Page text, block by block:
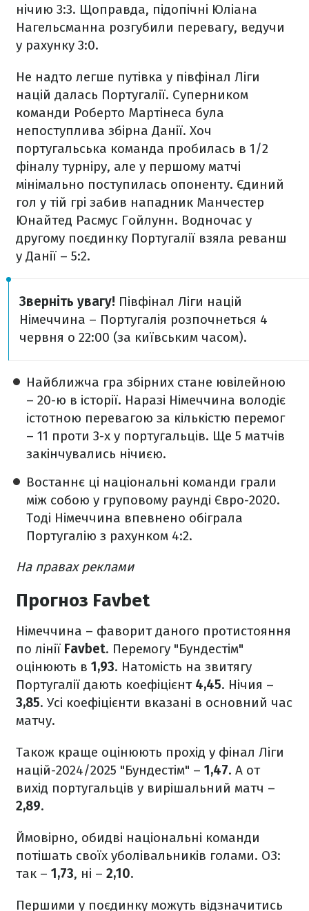
нічию 3:3. Щоправда, підопічні Юліана
Нагельсманна розгубили перевагу, ведучи
у рахунку 3:0.
Не надто легше путівка у півфінал Ліги
націй далась Португалії. Суперником
команди Роберто Мартінеса була
непоступлива збірна Данії. Хоч
португальська команда пробилась в 1/2
фіналу турніру, але у першому матчі
мінімально поступилась опоненту. Єдиний
гол у тій грі забив нападник Манчестер
Юнайтед Расмус Гойлунн. Водночас у
другому поєдинку Португалії взяла реванш
у Данії – 5:2.
Зверніть увагу! Півфінал Ліги націй
Німеччина – Португалія розпочнеться 4
червня о 22:00 (за київським часом).
Найближча гра збірних стане ювілейною
– 20-ю в історії. Наразі Німеччина володіє
істотною перевагою за кількістю перемог
– 11 проти 3-х у португальців. Ще 5 матчів
закінчувались нічиєю.
Востаннє ці національні команди грали
між собою у груповому раунді Євро-2020.
Тоді Німеччина впевнено обіграла
Португалію з рахунком 4:2.
На правах реклами
Прогноз Favbet
Німеччина – фаворит даного протистояння
по лінії Favbet. Перемогу "Бундестім"
оцінюють в 1,93. Натомість на звитягу
Португалії дають коефіцієнт 4,45. Нічия –
3,85. Усі коефіцієнти вказані в основний час
матчу.
Також краще оцінюють прохід у фінал Ліги
націй-2024/2025 "Бундестім" – 1,47. А от
вихід португальців у вирішальний матч –
2,89.
Ймовірно, обидві національні команди
потішать своїх уболівальників голами. ОЗ:
так – 1,73, ні – 2,10.
Першими у поєдинку можуть відзначитись